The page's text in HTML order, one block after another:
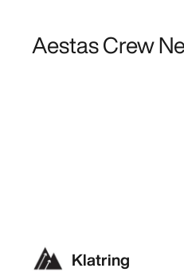
Aestas Crew
Klatring